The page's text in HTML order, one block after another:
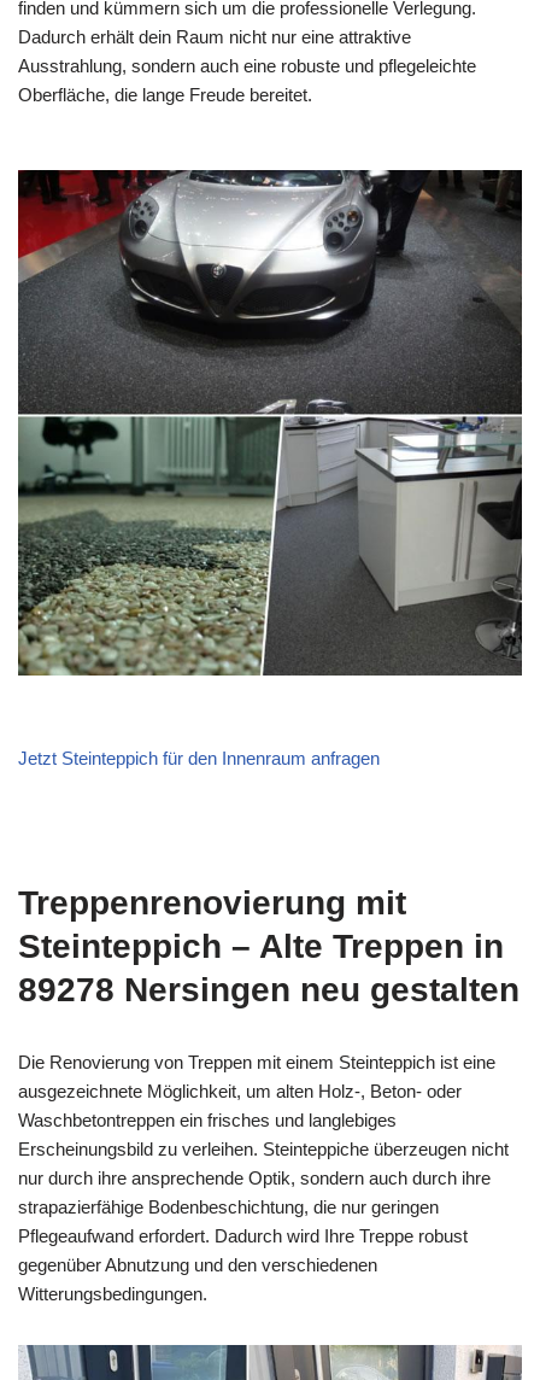
finden und kümmern sich um die professionelle Verlegung.
Dadurch erhält dein Raum nicht nur eine attraktive
Ausstrahlung, sondern auch eine robuste und pflegeleichte
Oberfläche, die lange Freude bereitet.
Jetzt Steinteppich für den Innenraum anfragen
Treppenrenovierung mit
Steinteppich – Alte Treppen in
89278 Nersingen neu gestalten
Die Renovierung von Treppen mit einem Steinteppich ist eine
ausgezeichnete Möglichkeit, um alten Holz-, Beton- oder
Waschbetontreppen ein frisches und langlebiges
Erscheinungsbild zu verleihen. Steinteppiche überzeugen nicht
nur durch ihre ansprechende Optik, sondern auch durch ihre
strapazierfähige Bodenbeschichtung, die nur geringen
Pflegeaufwand erfordert. Dadurch wird Ihre Treppe robust
gegenüber Abnutzung und den verschiedenen
Witterungsbedingungen.